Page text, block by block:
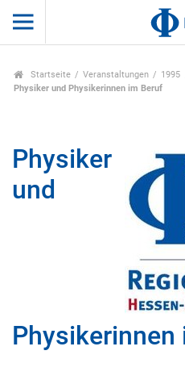
Startseite Veranstaltungen
1995
Physiker und Physikerinnen im Beruf
Physiker
und
Physikerinnen